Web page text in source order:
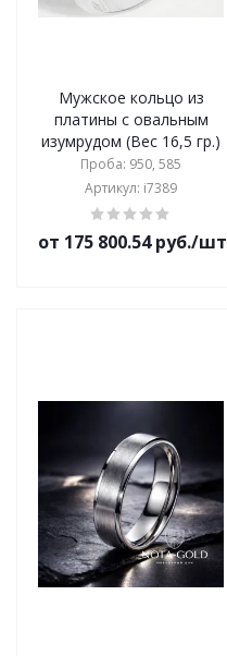
Мужское кольцо из
платины с овальным
изумрудом (Вес 16,5 гр.)
Проба: 950, 585
Артикул: i7389
от 175 800.54 руб./шт